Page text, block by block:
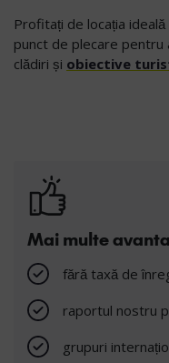
Profitați de locația
punct de plecare pentru
clădiri și obiective
Mai multe
fără taxă de
raportul nostru
grupuri